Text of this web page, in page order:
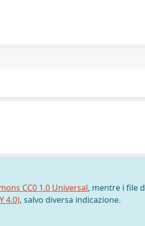
CC0 1.0 Universal, mentre i file
4.0), salvo diversa indicazione.